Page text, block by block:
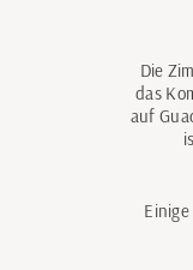
Die
das
auf